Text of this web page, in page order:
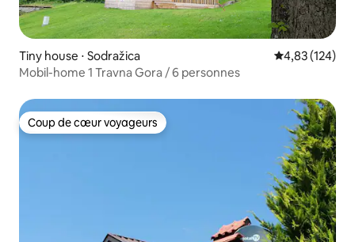
Tiny house ⋅ Sodražica Évaluation
4,83 (124)
Mobil-home 1 Travna Gora / 6 personnes
Coup de cœur voyageurs
Coup de cœur voyageurs